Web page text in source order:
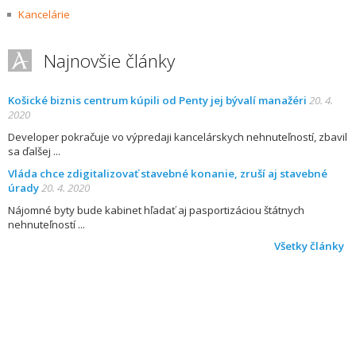
Kancelárie
Najnovšie články
Košické biznis centrum kúpili od Penty jej bývalí manažéri 20. 4.
2020
Developer pokračuje vo výpredaji kancelárskych nehnuteľností, zbavil
sa ďalšej
Vláda chce zdigitalizovať stavebné konanie, zruší aj stavebné
úrady20. 4. 2020
Nájomné byty bude kabinet hľadať aj pasportizáciou štátnych
nehnuteľností
Všetky články